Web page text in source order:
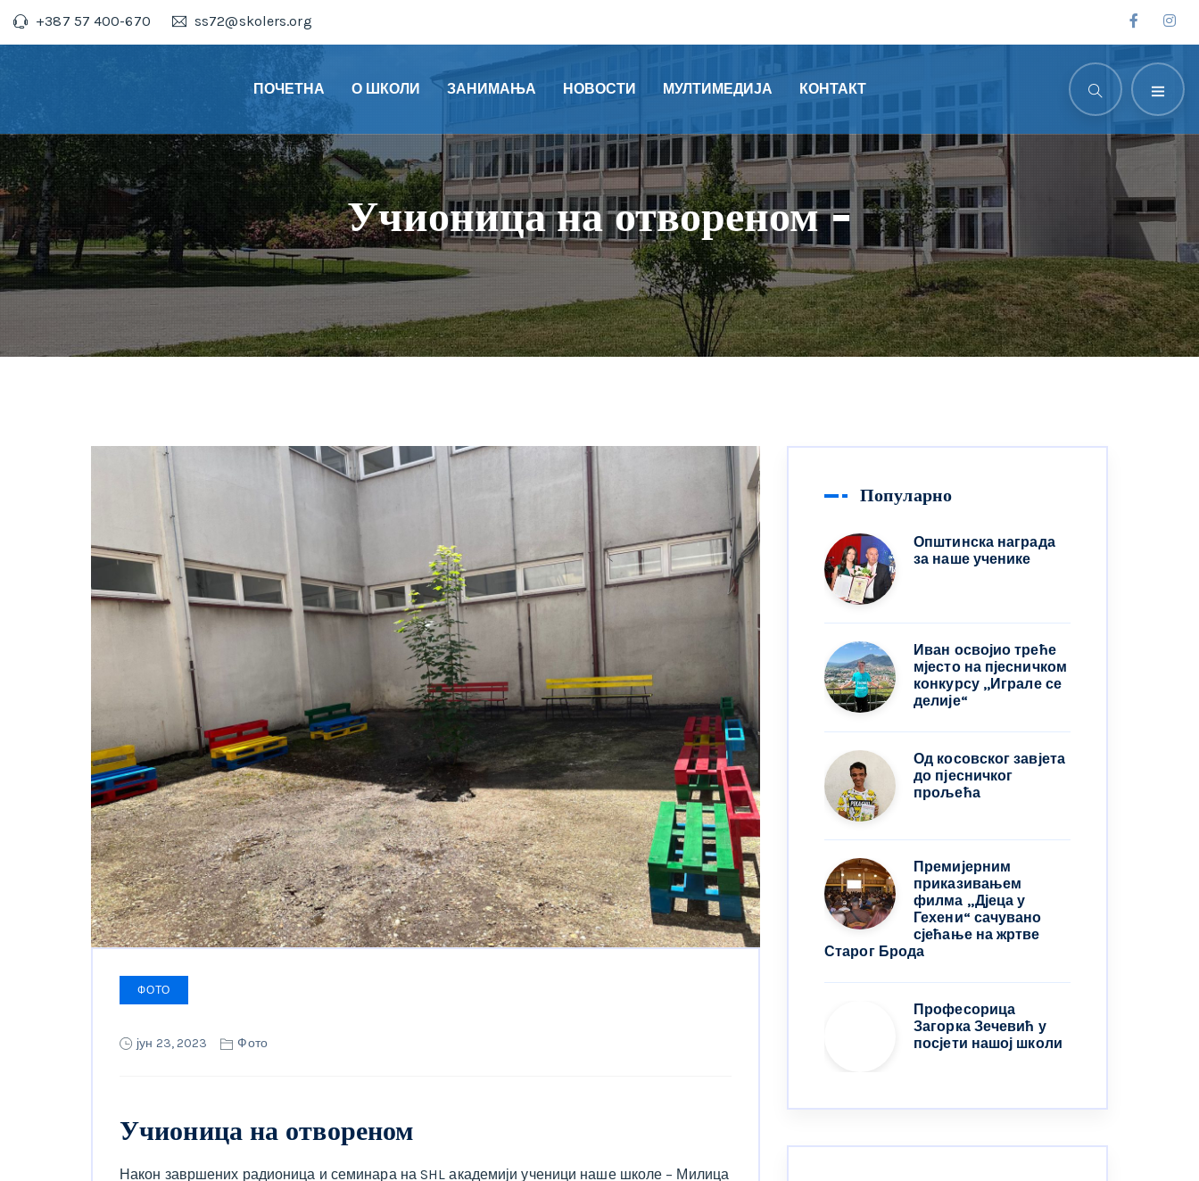
+387 57 400-670 ss72@skolers.org
ПОЧЕТНА О ШКОЛИ ЗАНИМАЊА НОВОСТИ МУЛТИМЕДИЈА КОНТАКТ
Учионица на отвореном -
ФОТО
јун 23, 2023 Фото
Учионица на отвореном
Након завршених радионица и семинара на SHL академији ученици наше школе – Милица
Популарно
Општинска награда
за наше ученике
Иван освојио треће
мјесто на пјесничком
конкурсу ,,Играле се
делије“
Од косовског завјета
до пјесничког
прољећа
Премијерним
приказивањем
филма „Дјеца у
Гехени“ сачувано
сјећање на жртве
Старог Брода
Професорица
Загорка Зечевић у
посјети нашој школи